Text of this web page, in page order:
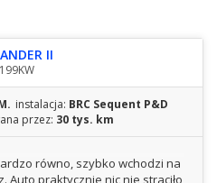
II
instalacja: BRC Sequent P&D
przez: 30 tys. km
równo, szybko wchodzi na
Auto praktycznie nic nie straciło